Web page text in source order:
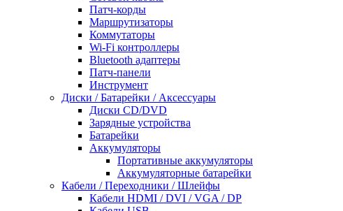
Патч-корды
Маршрутизаторы
Коммутаторы
Wi-Fi контроллеры
Bluetooth адаптеры
Патч-панели
Инструмент
Диски / Батарейки / Аксессуары
Диски CD/DVD
Зарядные устройства
Батарейки
Аккумуляторы
Портативные аккумуляторы
Аккумуляторные батарейки
Кабели / Переходники / Шлейфы
Кабели HDMI / DVI / VGA / DP